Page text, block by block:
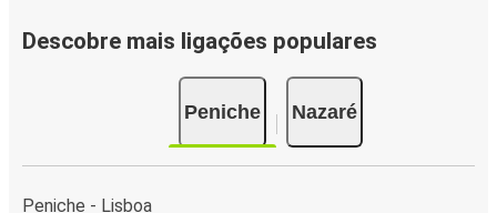
Descobre mais ligações populares
Peniche Nazaré
Peniche - Lisboa